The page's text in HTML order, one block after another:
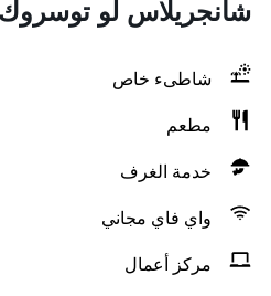
شانجريلاس لو
شاطىء خاص
مطعم
خدمة الغرف
واي فاي مجاني
مركز أعمال